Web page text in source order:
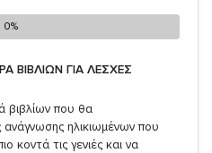
0%
0%
ΒΙΒΛΙΩΝ ΓΙΑ ΛΕΣΧΕΣ
βιβλίων που θα
ανάγνωσης ηλικιωμένων που
κοντά τις γενιές και να